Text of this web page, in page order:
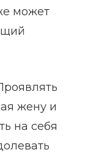
может
жену и
на себя